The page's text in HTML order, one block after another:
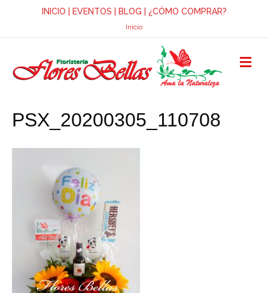
INICIO EVENTOS BLOG ¿CÓMO COMPRAR?
Inicio
M
E
PSX_20200305_110708